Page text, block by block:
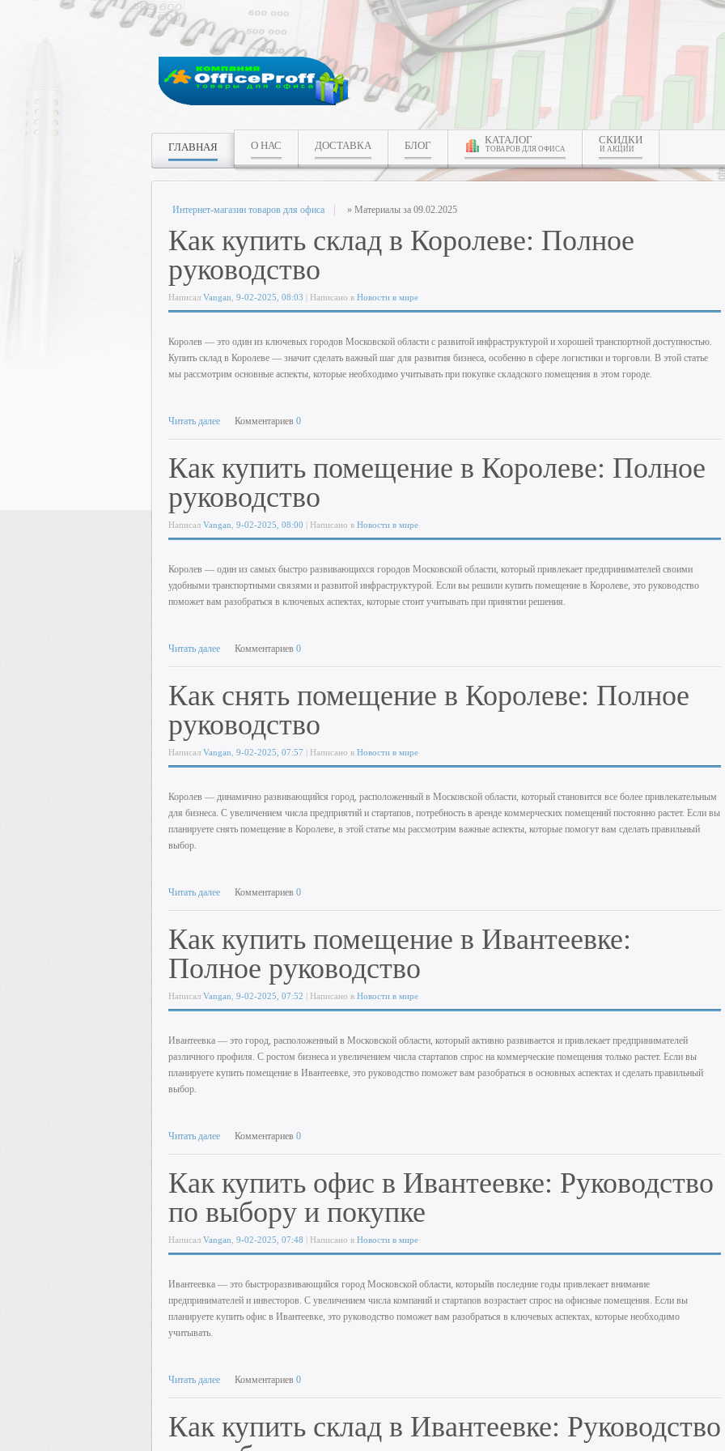
ГЛАВНАЯ О НАС ДОСТАВКА БЛОГ КАТАЛОГ
ТОВАРОВ ДЛЯ ОФИСА
СКИДКИ
И АКЦИИ
Интернет-магазин товаров для офиса » Материалы за 09.02.2025
Как купить склад в Королеве: Полное
руководство
Написал Vangan 9-02-2025, 08:03 | Написано в Новости в мире
Королев — это один из ключевых городов Московской области с развитой инфраструктурой и хорошей транспортной доступностью.
Купить склад в Королеве — значит сделать важный шаг для развития бизнеса, особенно в сфере логистики и торговли. В этой статье
мы рассмотрим основные аспекты, которые необходимо учитывать при покупке складского помещения в этом городе.
Читать далее Комментариев 0
Как купить помещение в Королеве: Полное
руководство
Написал Vangan 9-02-2025, 08:00 | Написано в Новости в мире
Королев — один из самых быстро развивающихся городов Московской области, который привлекает предпринимателей своими
удобными транспортными связями и развитой инфраструктурой. Если вы решили купить помещение в Королеве, это руководство
поможет вам разобраться в ключевых аспектах, которые стоит учитывать при принятии решения.
Читать далее Комментариев 0
Как снять помещение в Королеве: Полное
руководство
Написал Vangan 9-02-2025, 07:57 | Написано в Новости в мире
Королев — динамично развивающийся город, расположенный в Московской области, который становится все более привлекательным
для бизнеса. С увеличением числа предприятий и стартапов, потребность в аренде коммерческих помещений постоянно растет. Если вы
планируете снять помещение в Королеве, в этой статье мы рассмотрим важные аспекты, которые помогут вам сделать правильный
выбор.
Читать далее Комментариев 0
Как купить помещение в Ивантеевке:
Полное руководство
Написал Vangan 9-02-2025, 07:52 | Написано в Новости в мире
Ивантеевка — это город, расположенный в Московской области, который активно развивается и привлекает предпринимателей
различного профиля. С ростом бизнеса и увеличением числа стартапов спрос на коммерческие помещения только растет. Если вы
планируете купить помещение в Ивантеевке, это руководство поможет вам разобраться в основных аспектах и сделать правильный
выбор.
Читать далее Комментариев 0
Как купить офис в Ивантеевке: Руководство
по выбору и покупке
Написал Vangan 9-02-2025, 07:48 | Написано в Новости в мире
Ивантеевка — это быстроразвивающийся город Московской области, которыйв последние годы привлекает внимание
предпринимателей и инвесторов. С увеличением числа компаний и стартапов возрастает спрос на офисные помещения. Если вы
планируете купить офис в Ивантеевке, это руководство поможет вам разобраться в ключевых аспектах, которые необходимо
учитывать.
Читать далее Комментариев 0
Как купить склад в Ивантеевке: Руководство